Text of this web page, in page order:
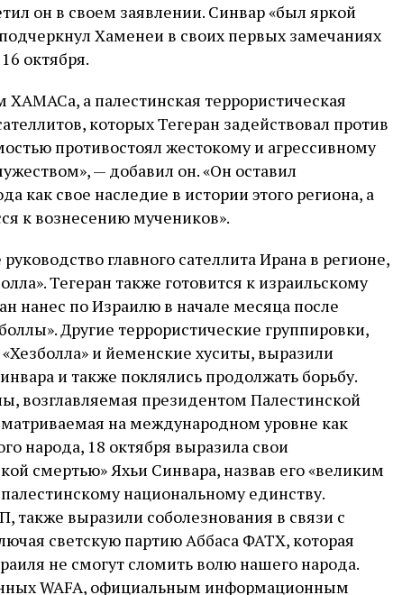
он в своем заявлении. Синвар «был яркой
Хаменеи в своих первых замечаниях
октября.
а палестинская террористическая
которых Тегеран задействовал против
противостоял жестокому и агрессивному
— добавил он. «Он оставил
как свое наследие в истории этого региона, а
к вознесению мучеников».
главного сателлита Ирана в регионе,
Тегеран также готовится к израильскому
нанес по Израилю в начале месяца после
Другие террористические группировки,
и йеменские хуситы, выразили
и также поклялись продолжать борьбу.
возглавляемая президентом Палестинской
на международном уровне как
народа, 18 октября выразила свои
смертью» Яхьи Синвара, назвав его «великим
национальному единству.
выразили соболезнования в связи с
светскую партию Аббаса ФАТХ, которая
не смогут сломить волю нашего народа.
WAFA, официальным информационным